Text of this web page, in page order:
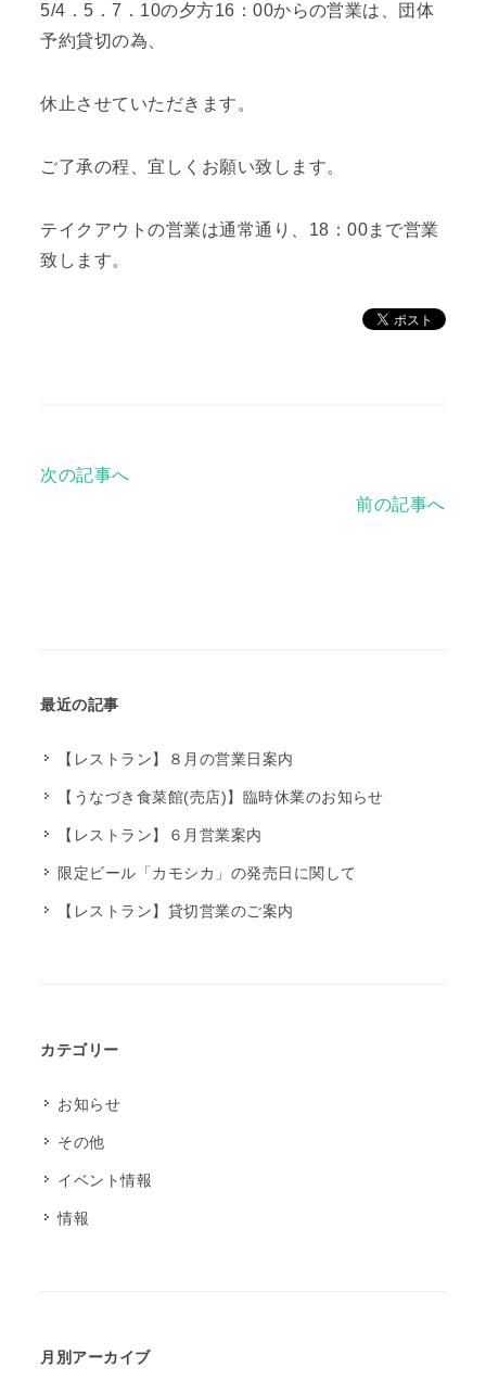
5/4．5．7．10の夕方16：00からの営業は、団体
予約貸切の為、
休止させていただきます。
ご了承の程、宜しくお願い致します。
テイクアウトの営業は通常通り、18：00まで営業
致します。
次の記事へ
前の記事へ
最近の記事
【レストラン】８月の営業日案内
【うなづき食菜館(売店)】臨時休業のお知らせ
【レストラン】６月営業案内
限定ビール「カモシカ」の発売日に関して
【レストラン】貸切営業のご案内
カテゴリー
お知らせ
その他
イベント情報
情報
月別アーカイブ